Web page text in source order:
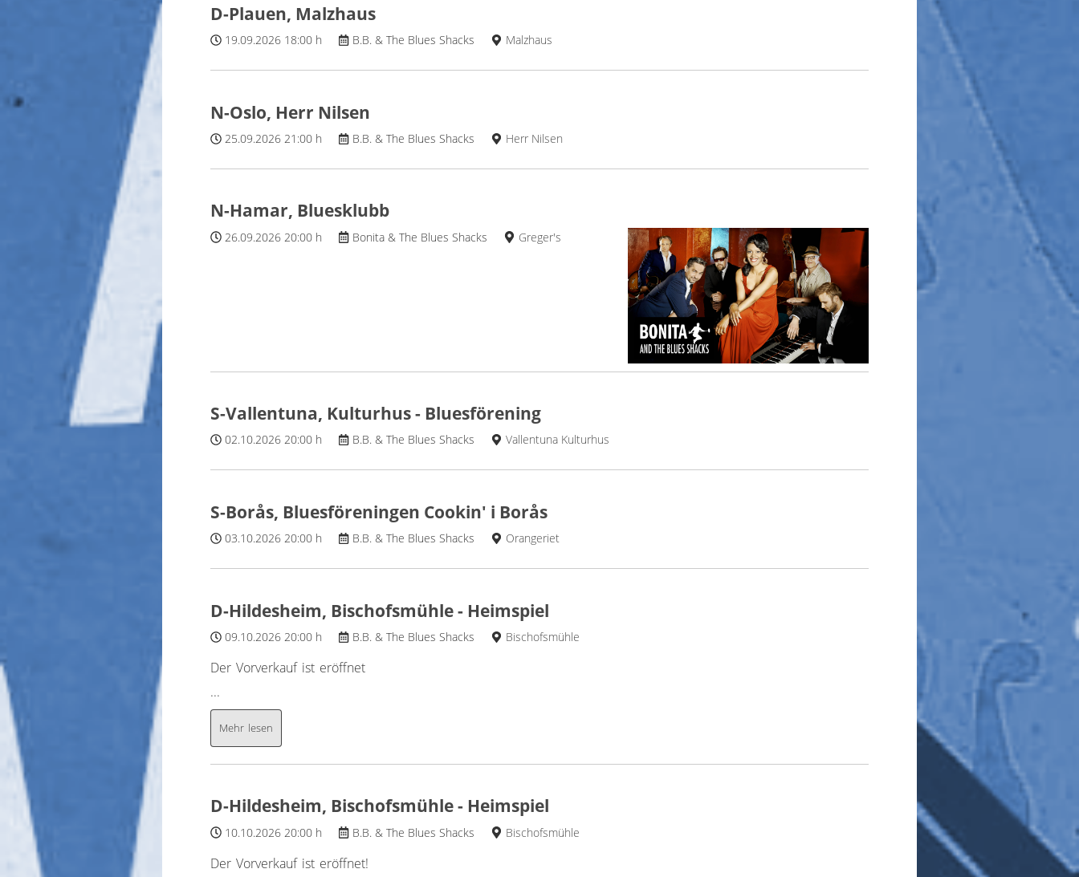
D-Plauen, Malzhaus
19.09.2026 18:00 h B.B. & The Blues Shacks Malzhaus
N-Oslo, Herr Nilsen
25.09.2026 21:00 h B.B. & The Blues Shacks Herr Nilsen
N-Hamar, Bluesklubb
26.09.2026 20:00 h Bonita & The Blues Shacks Greger's
S-Vallentuna, Kulturhus - Bluesförening
02.10.2026 20:00 h B.B. & The Blues Shacks Vallentuna Kulturhus
S-Borås, Bluesföreningen Cookin' i Borås
03.10.2026 20:00 h B.B. & The Blues Shacks Orangeriet
D-Hildesheim, Bischofsmühle - Heimspiel
09.10.2026 20:00 h B.B. & The Blues Shacks Bischofsmühle
Der Vorverkauf ist eröffnet
...
Mehr lesen
D-Hildesheim, Bischofsmühle - Heimspiel
10.10.2026 20:00 h B.B. & The Blues Shacks Bischofsmühle
Der Vorverkauf ist eröffnet!